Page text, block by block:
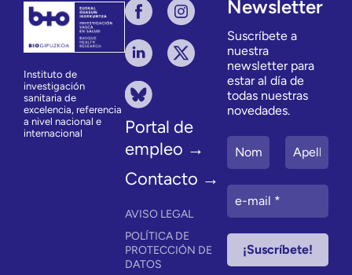
Instituto de
investigación
sanitaria de
excelencia, referencia
a nivel nacional e
internacional
Portal de
empleo →
Contacto →
AVISO LEGAL
POLÍTICA DE
PROTECCIÓN DE
DATOS
Newsletter
Suscríbete a
nuestra
newsletter para
estar al día de
todas nuestras
novedades.